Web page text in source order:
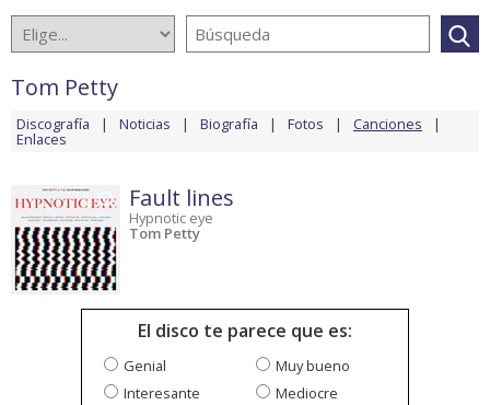
Tom Petty
Discografía Noticias Biografía Fotos Canciones
Enlaces
Fault lines
Hypnotic eye
Tom Petty
El disco te parece que es:
Genial
Muy bueno
Interesante
Mediocre